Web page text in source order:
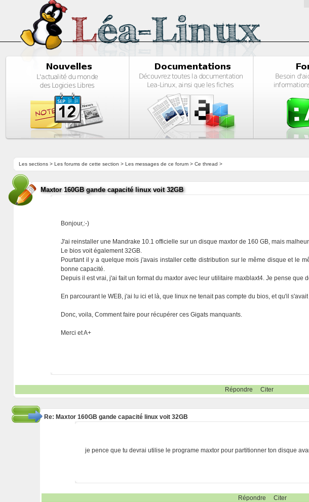
Les sections> Les forums de cette section > Les messages de ce forum> Ce thread >
Maxtor 160GB gande capacité linux voit 32GB
Bonjour,:-)
J'ai reinstaller une Mandrake 10.1 officielle sur un disque maxtor de 160 GB, mais
Le bios voit également 32GB.
Pourtant il y a quelque mois j'avais installer cette distribution sur le même disque et le
bonne capacité.
Depuis il est vrai, j'ai fait un format du maxtor avec leur utilitaire maxblaxt4. Je pense que
En parcourant le WEB, j'ai lu ici et là, que linux ne tenait pas compte du bios, et qu'il
Donc, voila, Comment faire pour récupérer ces Gigats manquants.
Merci et A+
Répondre Citer
Re: Maxtor 160GB gande capacité linux voit 32GB
je pence que tu devrai utilise le programe maxtor pour partitionner ton disque
Répondre Citer